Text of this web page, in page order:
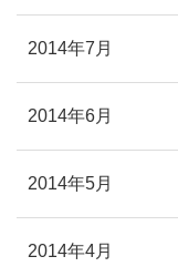
2014年7月
2014年6月
2014年5月
2014年4月